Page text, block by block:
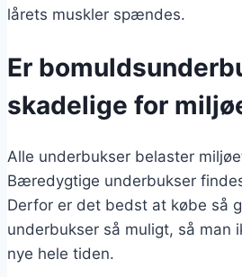
lårets muskler spændes.
Er
skadelige for
Alle underbukser belaster
Bæredygtige underbukser
Derfor er det bedst at købe så
underbukser så muligt, så man
nye hele tiden.